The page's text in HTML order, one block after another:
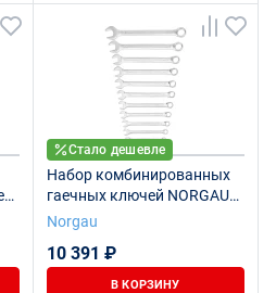
Стало дешевле
Набор комбинированных
гаечных ключей NORGAU
Industrial NBS7-012, 12
Norgau
10 391 ₽
В КОРЗИНУ